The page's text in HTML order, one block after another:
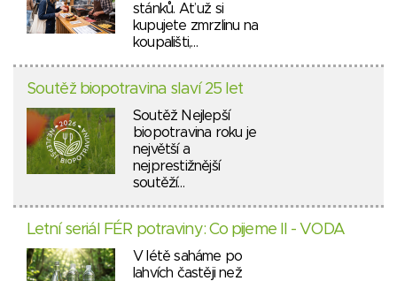
stánků. Ať už si
kupujete zmrzlinu na
koupališti,…
Soutěž biopotravina slaví 25 let
Soutěž Nejlepší
biopotravina roku je
největší a
nejprestižnější
soutěží…
Letní seriál FÉR potraviny: Co pijeme II - VODA
V létě saháme po
lahvích častěji než